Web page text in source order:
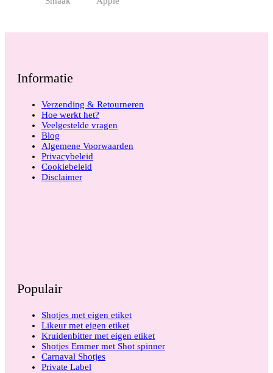
Informatie
Verzending & Retourneren
Hoe werkt het?
Veelgestelde vragen
Blog
Algemene Voorwaarden
Privacybeleid
Cookiebeleid
Disclaimer
Populair
Shotjes met eigen etiket
Likeur met eigen etiket
Kruidenbitter met eigen etiket
Shotjes Emmer met Shot spinner
Carnaval Shotjes
Private Label